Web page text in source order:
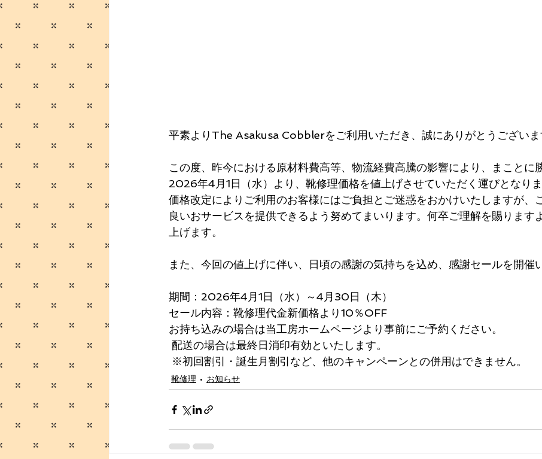
平素よりThe Asakusa Cobblerをご利用いただき、誠にありがとうございま
この度、昨今における原材料費高等、物流経費高騰の影響により、まことに
2026年4月1日（水）より、靴修理価格を値上げさせていただく運びとなり
価格改定によりご利用のお客様にはご負担とご迷惑をおかけいたしますが、
良いおサービスを提供できるよう努めてまいります。何卒ご理解を賜ります
上げます。
また、今回の値上げに伴い、日頃の感謝の気持ちを込め、感謝セールを開催
期間：2026年4月1日（水）～4月30日（木）
セール内容：靴修理代金新価格より10％OFF
お持ち込みの場合は当工房ホームページより事前にご予約ください。
配送の場合は最終日消印有効といたします。
※初回割引・誕生月割引など、他のキャンペーンとの併用はできません。
靴修理 お知らせ